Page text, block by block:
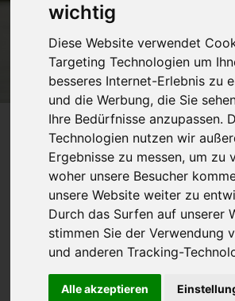
wichtig
Diese Website verwendet
Targeting Technologien um
besseres Internet-Erlebnis zu
und die Werbung, die Sie
Ihre Bedürfnisse anzupassen.
Technologien nutzen wir
Ergebnisse zu messen, um zu
woher unsere Besucher
unsere Website weiter zu
Durch das Surfen auf unserer
stimmen Sie der Verwendung
und anderen Tracking-
Alle akzeptieren
nord.adventjugend.de // Media //Fotos
Kategorie / Event